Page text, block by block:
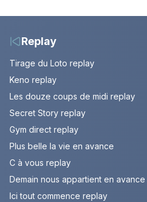
Replay
Tirage du Loto replay
Keno replay
Les douze coups de midi replay
Secret Story replay
Gym direct replay
Plus belle la vie en avance
C à vous replay
Demain nous appartient en avance
Ici tout commence replay